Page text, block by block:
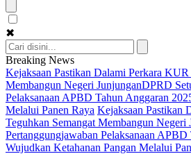
✖
Breaking News
Kejaksaan Pastikan Dalami Perkara
Membangun Negeri JunjunganDPRD
Pelaksanaan APBD Tahun Anggaran
Melalui Panen Raya Kejaksaan Pastikan
Teguhkan Semangat Membangun Negeri
Pertanggungjawaban Pelaksanaan
Wujudkan Ketahanan Pangan Melalui